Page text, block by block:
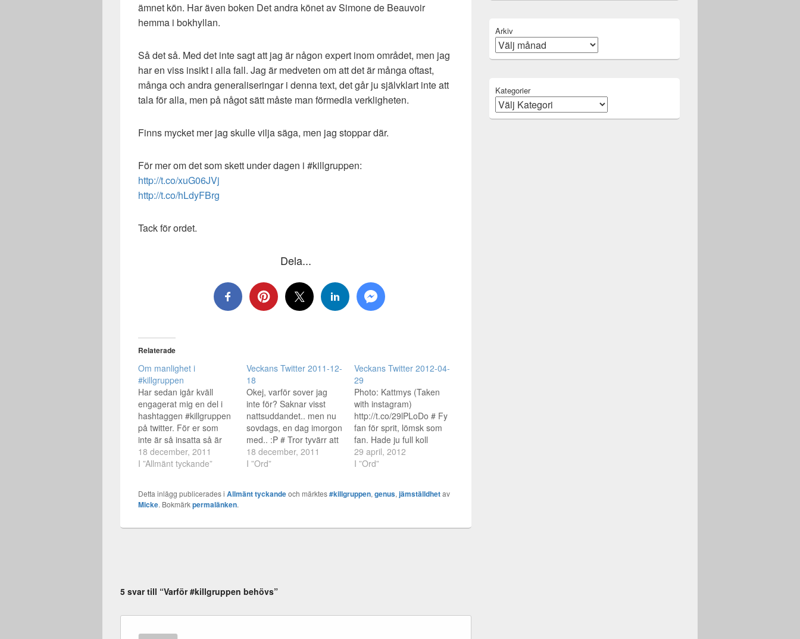
ämnet kön. Har även boken Det andra könet av Simone de Beauvoir
hemma i bokhyllan.
Så det så. Med det inte sagt att jag är någon expert inom området, men jag
har en viss insikt i alla fall. Jag är medveten om att det är många oftast,
många och andra generaliseringar i denna text, det går ju självklart inte att
tala för alla, men på något sätt måste man förmedla verkligheten.
Finns mycket mer jag skulle vilja säga, men jag stoppar där.
För mer om det som skett under dagen i #killgruppen:
http://t.co/xuG06JVj
http://t.co/hLdyFBrg
Tack för ordet.
Dela...
Relaterade
Om manlighet i
#killgruppen
Har sedan igår kväll
engagerat mig en del i
hashtaggen #killgruppen
på twitter. För er som
inte är så insatta så är
det i alla fall ett ställe
menat som ett forum för
kanske inte alltid pratar
om. Detta faktum att…
18 december, 2011
I ”Allmänt tyckande”
Veckans Twitter 2011-12-
18
Okej, varför sover jag
inte för? Saknar visst
nattsuddandet.. men nu
sovdags, en dag imorgon
med.. :P # Tror tyvärr att
många mår dåligt pga.
denna osäkerhet. Killar
och må dåligt.
18 december, 2011
I ”Ord”
Veckans Twitter 2012-04-
29
Photo: Kattmys (Taken
with instagram)
http://t.co/29lPLoDo # Fy
fan för sprit, lömsk som
fan. Hade ju full koll
innan det slog till. # Vad
fan hände? Vaknar upp
helt igengeggade och jag
29 april, 2012
I ”Ord”
Detta inlägg publicerades i Allmänt tyckandeoch märktes#killgruppen, genus, jämställdhetav
Micke. Bokmärkpermalänken.
5 svar till “Varför #killgruppen behövs”
Arkiv
Kategorier